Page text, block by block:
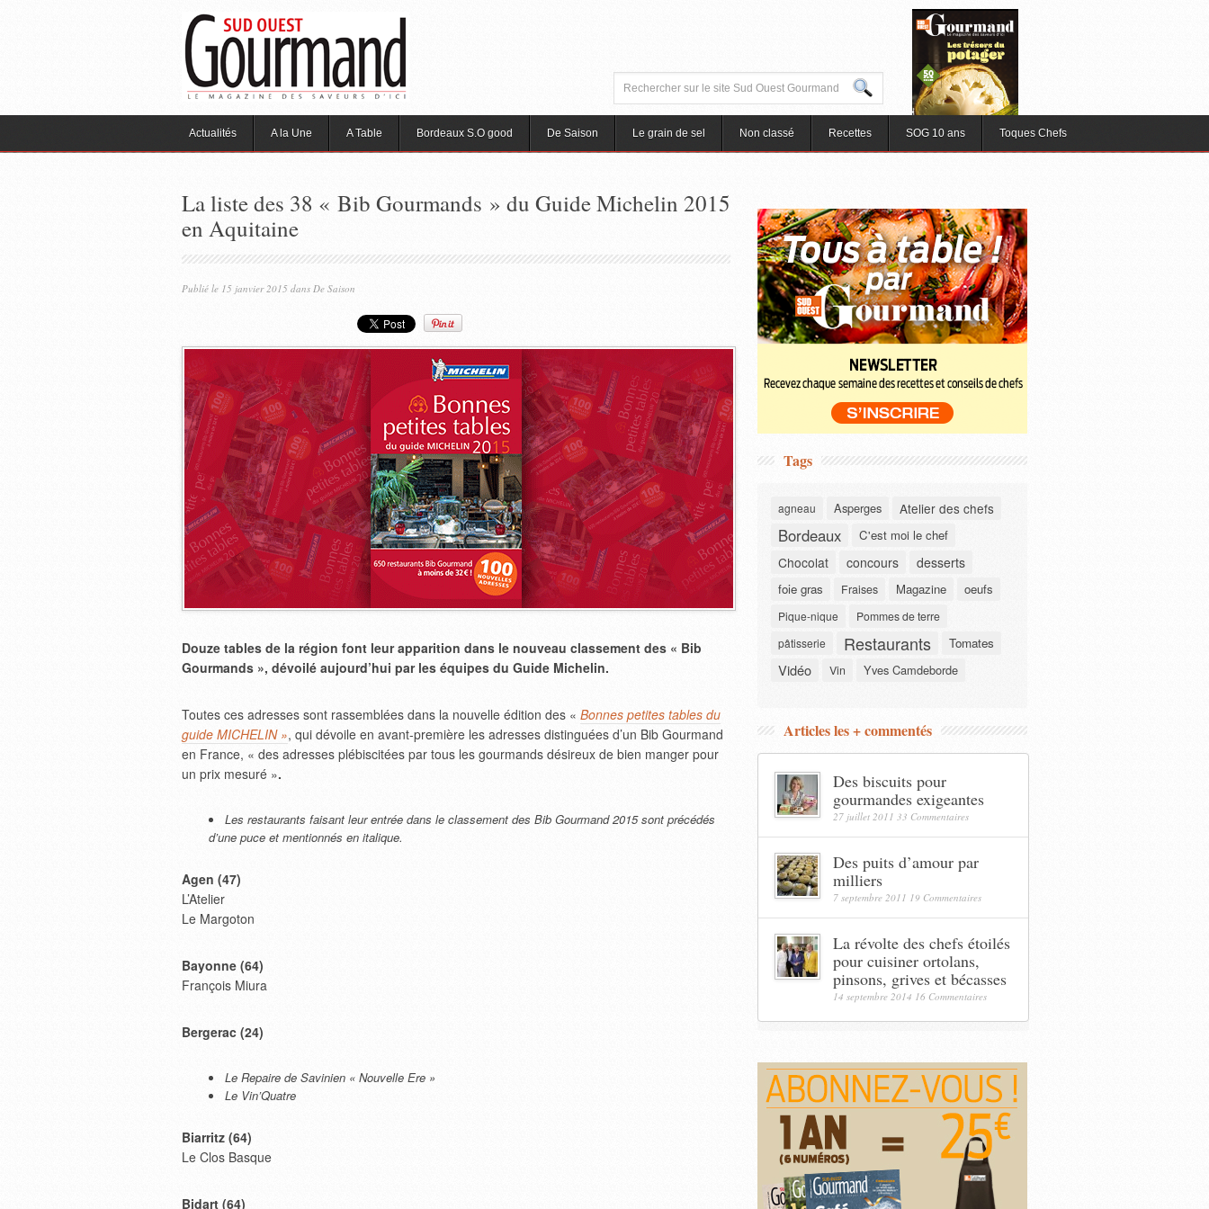
Actualités A la Une A Table Bordeaux S.O good De Saison Le grain de sel Non classé Recettes SOG 10 ans Toques Chefs
La liste des 38 « Bib Gourmands » du Guide Michelin 2015
en Aquitaine
Publié le 15 janvier 2015 dans De Saison
Douze tables de la région font leur apparition dans le nouveau classement des « Bib
Gourmands », dévoilé aujourd’hui par les équipes du Guide Michelin.
Toutes ces adresses sont rassemblées dans la nouvelle édition des « Bonnes petites tables du
guide MICHELIN », qui dévoile en avant-première les adresses distinguées d’un Bib Gourmand
en France, « des adresses plébiscitées par tous les gourmands désireux de bien manger pour
un prix mesuré ».
Les restaurants faisant leur entrée dans le classement des Bib Gourmand 2015 sont précédés
d’une puce et mentionnés en italique.
Agen (47)
L’Atelier
Le Margoton
Bayonne (64)
François Miura
Bergerac (24)
Le Repaire de Savinien « Nouvelle Ere »
Le Vin’Quatre
Biarritz (64)
Le Clos Basque
Bidart (64)
Tags
agneau Asperges Atelier des chefs
Bordeaux C'est moi le chef
Chocolat concours desserts
foie gras Fraises Magazine oeufs
Pique-nique
Pommes de terre
pâtisserie
Restaurants Tomates
Vidéo Vin Yves Camdeborde
Articles les + commentés
Des biscuits pour
gourmandes exigeantes
27 juillet 2011 33 Commentaires
Des puits d’amour par
milliers
7 septembre 2011 19 Commentaires
La révolte des chefs étoilés
pour cuisiner ortolans,
pinsons, grives et bécasses
14 septembre 2014 16 Commentaires